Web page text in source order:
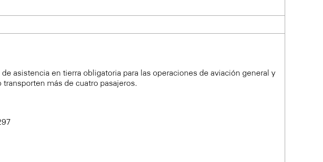
asistencia en tierra obligatoria para las operaciones de aviación general y
más de cuatro pasajeros.